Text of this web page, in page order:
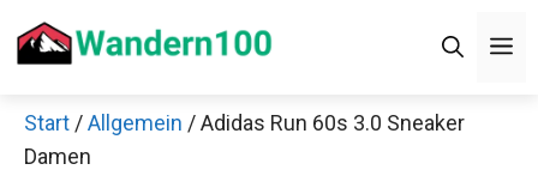
Inhalt
Start /Allgemein / Adidas Run 60s 3.0 Sneaker
Damen